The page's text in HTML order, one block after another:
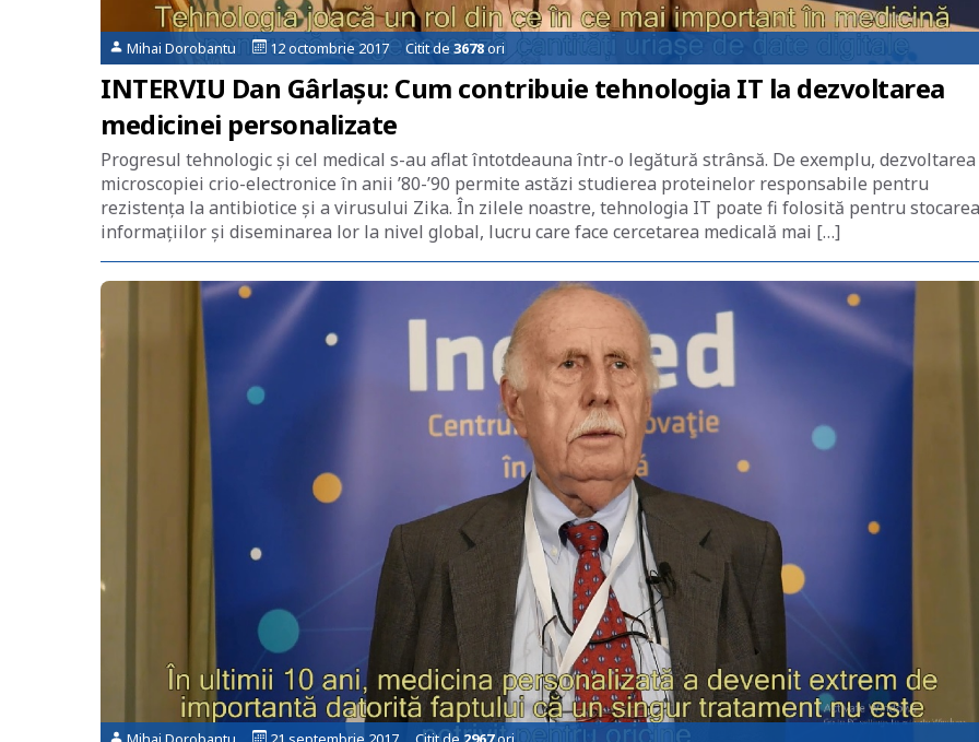
Mihai Dorobantu 12 octombrie 2017 Citit de 3678ori
INTERVIU Dan Gârlașu: Cum contribuie tehnologia IT la dezvoltarea
medicinei personalizate
Progresul tehnologic și cel medical s-au aflat întotdeauna într-o legătură strânsă. De exemplu, dezvoltarea
microscopiei crio-electronice în anii ’80-’90 permite astăzi studierea proteinelor responsabile pentru
rezistența la antibiotice și a virusului Zika. În zilele noastre, tehnologia IT poate fi folosită pentru stocarea
informațiilor și diseminarea lor la nivel global, lucru care face cercetarea medicală mai […]